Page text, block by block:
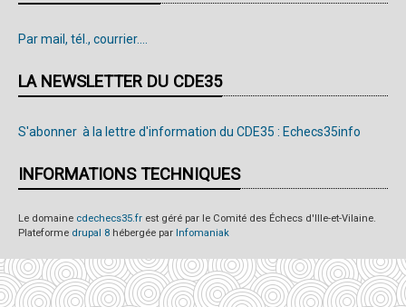
Par mail, tél., courrier....
LA NEWSLETTER DU CDE35
S'abonner à la lettre d'information du CDE35 : Echecs35info
INFORMATIONS TECHNIQUES
Le domaine cdechecs35.fr est géré par le Comité des Échecs d'Ille-et-Vilaine.
Plateforme drupal 8 hébergée par Infomaniak